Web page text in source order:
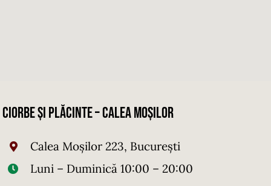
Ciorbe și Plăcinte – Calea Moșilor
Calea Moșilor 223, București
Luni – Duminică 10:00 – 20:00